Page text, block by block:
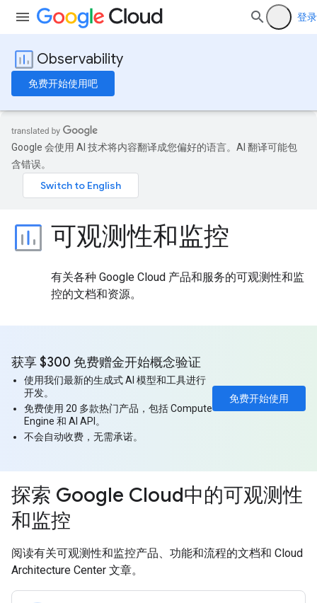
登录
Observability
免费开始使用吧
Google 会使用 AI 技术将内容翻译成您偏好的语言。AI 翻译可能包
含错误。
可观测性和监控
有关各种 Google Cloud 产品和服务的可观测性和监
控的文档和资源。
免费开始使用
获享 $300 免费赠金开始概念验证
使用我们最新的生成式 AI 模型和工具进行
开发。
免费使用 20 多款热门产品，包括 Compute
Engine 和 AI API。
不会自动收费，无需承诺。
探索 Google Cloud中的可观测性
和监控
阅读有关可观测性和监控产品、功能和流程的文档和 Cloud
Architecture Center 文章。